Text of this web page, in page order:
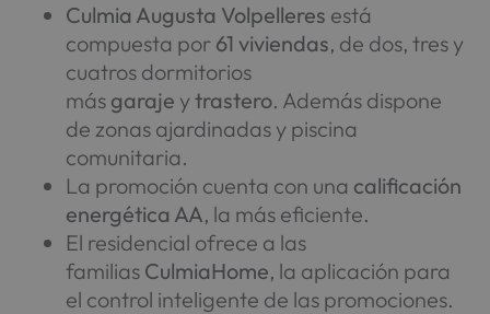
Culmia Augusta Volpelleres está
compuesta por 61 viviendas, de dos, tres y
cuatros dormitorios
más garaje ytrastero. Además dispone
de zonas ajardinadas y piscina
comunitaria.
La promoción cuenta con una calificación
energética AA, la más eficiente.
El residencial ofrece a las
familias CulmiaHome, la aplicación para
el control inteligente de las promociones.